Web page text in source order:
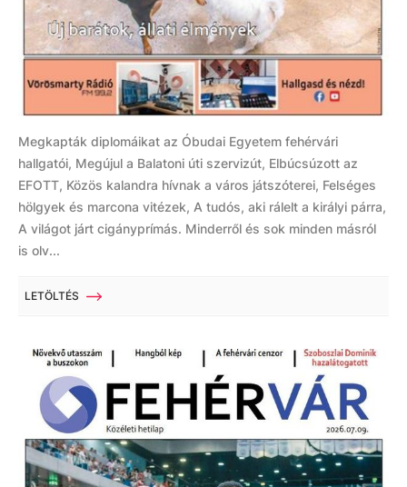
Megkapták diplomáikat az Óbudai Egyetem fehérvári
hallgatói, Megújul a Balatoni úti szervizút, Elbúcsúzott az
EFOTT, Közös kalandra hívnak a város játszóterei, Felséges
hölgyek és marcona vitézek, A tudós, aki rálelt a királyi párra,
A világot járt cigányprímás. Minderről és sok minden másról
is olv...
LETÖLTÉS